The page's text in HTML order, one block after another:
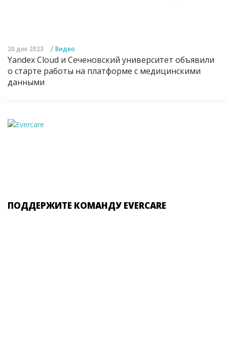
20 дек 2023 / Видео
Yandex Cloud и Сеченовский университет объявили
о старте работы на платформе с медицинскими
данными
ПОДДЕРЖИТЕ КОМАНДУ EVERCARE